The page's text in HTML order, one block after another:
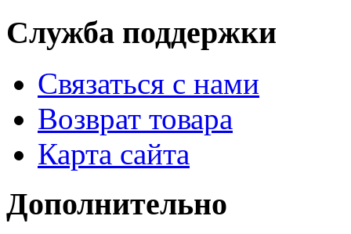
Служба поддержки
Связаться с нами
Возврат товара
Карта сайта
Дополнительно